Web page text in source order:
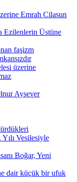
Emrah Cilasun
Ezilenlerin Üstüne
faşizm
üzerine
Aysever
Yılı Vesilesiyle
Boğar, Yeni
dair küçük bir ufuk